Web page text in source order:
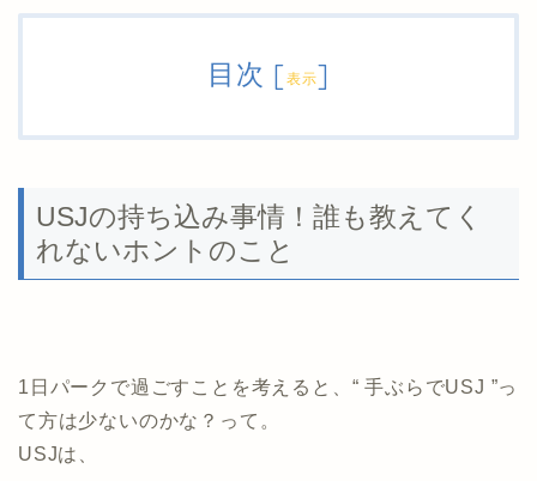
目次 [表示]
USJの持ち込み事情！誰も教えてく
れないホントのこと
1日パークで過ごすことを考えると、“ 手ぶらでUSJ ”っ
て方は少ないのかな？って。
USJは、